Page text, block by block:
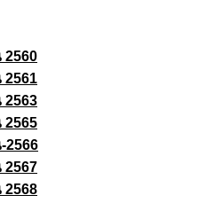
2560
2561
2563
2565
2566
2567
2568